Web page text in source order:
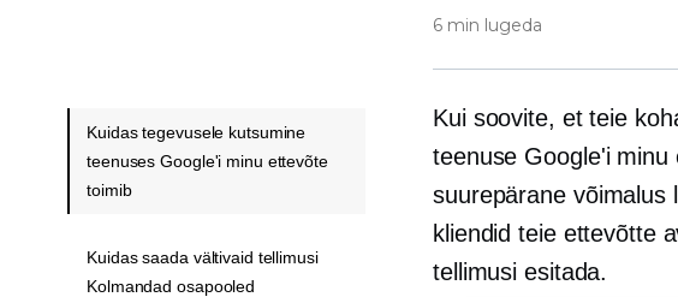
6 min lugeda
Kui soovite, et teie
teenuse Google'i
suurepärane võimalus
kliendid teie ettevõtte
tellimusi esitada.
Kuidas tegevusele kutsumine
teenuses Google'i minu ettevõte
toimib
Kuidas saada vältivaid tellimusi
Kolmandad osapooled